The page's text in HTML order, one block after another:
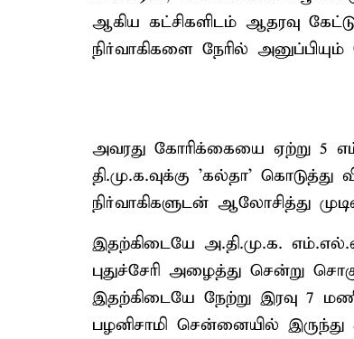
ஆகிய கட்சிகளிடம் ஆதரவு
நிர்வாகிகளை நேரில்
அவரது கோரிக்கையை ஏற்று 5
தி.மு.க.வுக்கு 'கல்தா'
நிர்வாகிகளுடன் ஆலோசித்து
இதற்கிடையே அ.தி.மு.க.
புதுச்சேரி அழைத்து சென்று
இதற்கிடையே நேற்று இரவு 7
பழனிசாமி சென்னையில் இருந்து